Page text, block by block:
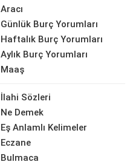
Aracı
Günlük Burç Yorumları
Haftalık Burç Yorumları
Aylık Burç Yorumları
Maaş
İlahi Sözleri
Ne Demek
Eş Anlamlı Kelimeler
Eczane
Bulmaca